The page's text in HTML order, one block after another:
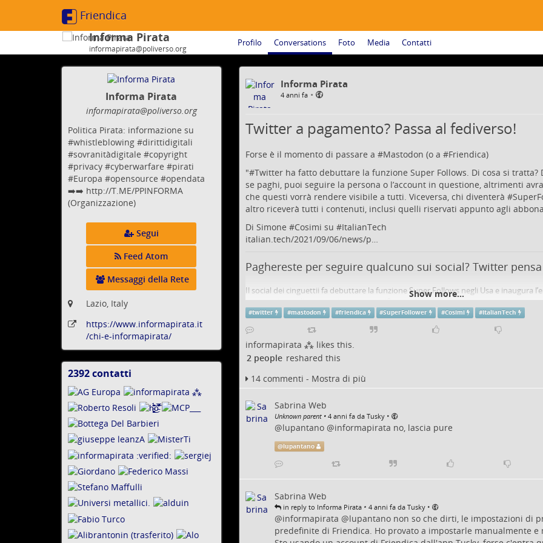
Friendica
Informa Pirata
informapirata@poliverso.org
Profilo Conversations Foto Media Contatti
Informa Pirata
informapirata@poliverso.org
Politica Pirata: informazione su
#whistleblowing #dirittidigitali
#sovranitàdigitale #copyright
#privacy #cyberwarfare #pirati
#Europa #opensource #opendata
➡️➡️ http://T.ME/PPINFORMA
(Organizzazione)
Segui
Feed Atom
Messaggi della Rete
Lazio, Italy
https://www.informapirata.it
/chi-e-informapirata/
2392 contatti
i
contatti
Informa Pirata
4 anni fa •
Twitter a pagamento? Passa al fediverso!
Forse è il momento di passare a #Mastodon (o a #Friendica)
"#Twitterha fatto debuttare la funzione Super Follows. Di cosa si tratta?
se paghi, puoi seguire la persona o l’account in questione, altrimenti
che questi vorrà rendere visibile a tutti. Viceversa, chi diventerà #
altro riceverà tutti i contenuti, inclusi quelli riservati appunto agli
Di Simone #Cosimi su #ItalianTech
italian.tech/2021/09/06/news/p…
Paghereste per seguire qualcuno sui social? Twitter
Il social dei cinguettii fa debuttare la funzione Super Follows negli Usa e inaugura
Simone Cosimi (Italian Tech)
Show more...
#twitter #mastodon #friendica #SuperFollower #Cosimi #ItalianTech
informapirata ⁂likes this.
2 people reshared this
14 commenti - Mostra di più
Sabrina Web
Unknown parent • 4 anni fa da Tusky •
@lupantano@informapirata no, lascia pure
@lupantano
Sabrina Web
in reply to Informa Pirata • 4 anni fa da Tusky •
@informapirata @lupantanonon so che dirti, le impostazioni di
predefinite di Friendica. Ho provato a impostarle manualmente e